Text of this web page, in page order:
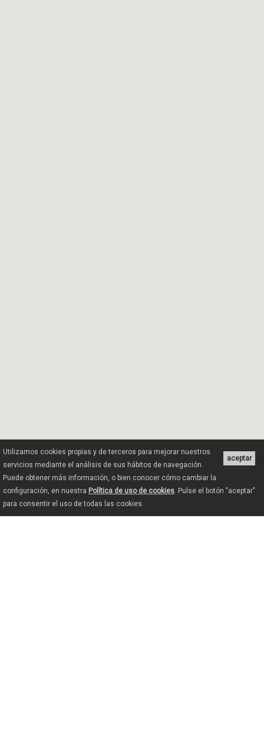
aceptar
Utilizamos cookies propias y de terceros para mejorar nuestros
servicios mediante el análisis de sus hábitos de navegación.
Puede obtener más información, o bien conocer cómo cambiar la
configuración, en nuestra Política de uso de cookies. Pulse el botón "aceptar"
para consentir el uso de todas las cookies.